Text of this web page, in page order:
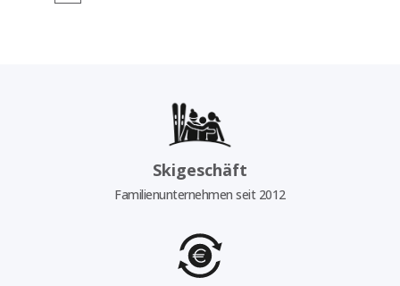
Skigeschäft
Familienunternehmen seit 2012